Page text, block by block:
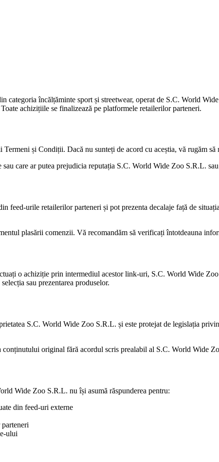
categoria încălțăminte sport și streetwear, operat de S.C. World
achizițiile se finalizează pe platformele retailerilor parteneri.
și Condiții. Dacă nu sunteți de acord cu aceștia, vă rugăm
care ar putea prejudicia reputația S.C. World Wide Zoo S.R.L.
feed-urile retailerilor parteneri și pot prezenta decalaje față de
plasării comenzii. Vă recomandăm să verificați întotdeauna
o achiziție prin intermediul acestor link-uri, S.C. World Wide
sau prezentarea produselor.
S.C. World Wide Zoo S.R.L. și este protejat de legislația
conținutului original fără acordul scris prealabil al S.C. World Wide
Wide Zoo S.R.L. nu își asumă răspunderea pentru:
din feed-uri externe
ului